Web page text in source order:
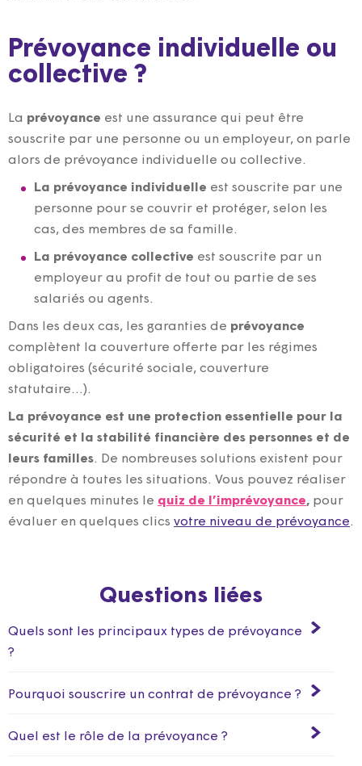
Prévoyance individuelle ou
collective ?
La prévoyance est une assurance qui peut être
souscrite par une personne ou un employeur, on parle
alors de prévoyance individuelle ou collective.
La prévoyance individuelle est souscrite par une
personne pour se couvrir et protéger, selon les
cas, des membres de sa famille.
La prévoyance collective est souscrite par un
employeur au profit de tout ou partie de ses
salariés ou agents.
Dans les deux cas, les garanties de prévoyance
complètent la couverture offerte par les régimes
obligatoires (sécurité sociale, couverture
statutaire…).
La prévoyance est une protection essentielle pour la
sécurité et la stabilité financière des personnes et de
leurs familles. De nombreuses solutions existent pour
répondre à toutes les situations. Vous pouvez réaliser
en quelques minutes le quiz de l’imprévoyance, pour
évaluer en quelques clics votre niveau de prévoyance.
Questions liées
Quels sont les principaux types de prévoyance
?
Pourquoi souscrire un contrat de prévoyance ?
Quel est le rôle de la prévoyance ?